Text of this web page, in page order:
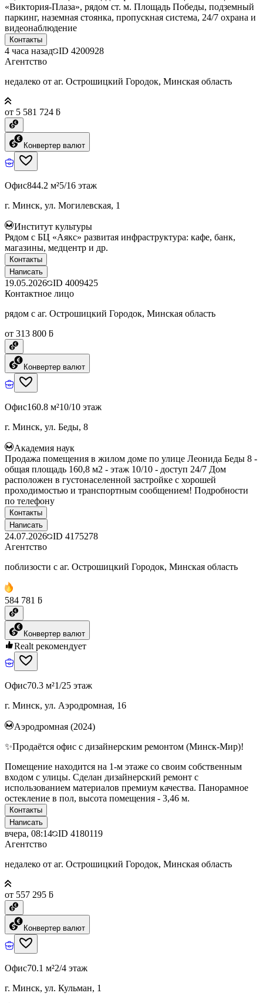
«Виктория-Плаза», рядом ст. м. Площадь Победы, подземный
паркинг, наземная стоянка, пропускная система, 24/7 охрана и
видеонаблюдение
Контакты
4 часа назад ID 4200928
Агентство
недалеко от аг. Острошицкий Городок, Минская область
от 5 581 724 ƃ
Конвертер валют
Офис844.2 м²5/16 этаж
г. Минск, ул. Могилевская, 1
Институт культуры
Рядом с БЦ «Аякс» развитая инфраструктура: кафе, банк,
магазины, медцентр и др.
Контакты
Написать
19.05.2026 ID 4009425
Контактное лицо
рядом с аг. Острошицкий Городок, Минская область
от 313 800 ƃ
Конвертер валют
Офис160.8 м²10/10 этаж
г. Минск, ул. Беды, 8
Академия наук
Продажа помещения в жилом доме по улице Леонида Беды 8 -
общая площадь 160,8 м2 - этаж 10/10 - доступ 24/7 Дом
расположен в густонаселенной застройке с хорошей
проходимостью и транспортным сообщением! Подробности
по телефону
Контакты
Написать
24.07.2026 ID 4175278
Агентство
поблизости с аг. Острошицкий Городок, Минская область
584 781 ƃ
Конвертер валют
Realt рекомендует
Офис70.3 м²1/25 этаж
г. Минск, ул. Аэродромная, 16
Аэродромная (2024)
✨Продаётся офис с дизайнерским ремонтом (Минск-Мир)!
Помещение находится на 1-м этаже со своим собственным
входом с улицы. Сделан дизайнерский ремонт с
использованием материалов премиум качества. Панорамное
остекление в пол, высота помещения - 3,46 м.
Контакты
Написать
вчера, 08:14 ID 4180119
Агентство
недалеко от аг. Острошицкий Городок, Минская область
от 557 295 ƃ
Конвертер валют
Офис70.1 м²2/4 этаж
г. Минск, ул. Кульман, 1